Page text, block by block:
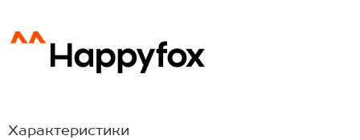
Характеристики